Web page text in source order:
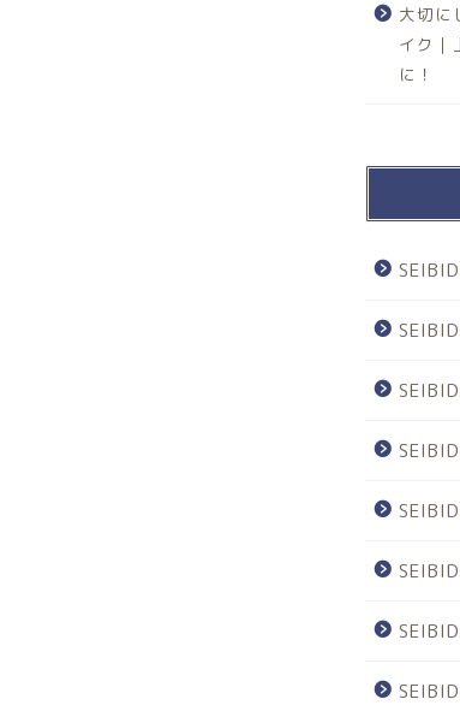
大切に
イク｜
に！